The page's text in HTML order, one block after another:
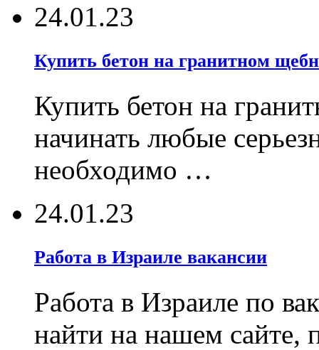
24.01.23
Купить бетон на гранитном
Купить бетон на
начинать любые
необходимо …
24.01.23
Работа в Израиле вакансии
Работа в Израиле по
найти на нашем сайте,